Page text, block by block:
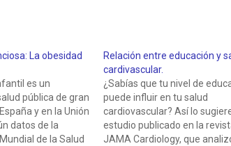
La obesidad
es un
pública de gran
y en la Unión
datos de la
de la Salud
Relación entre educación y
cardivascular.
¿Sabías que tu nivel de
puede influir en tu salud
cardiovascular? Así lo
estudio publicado en la
JAMA Cardiology, que